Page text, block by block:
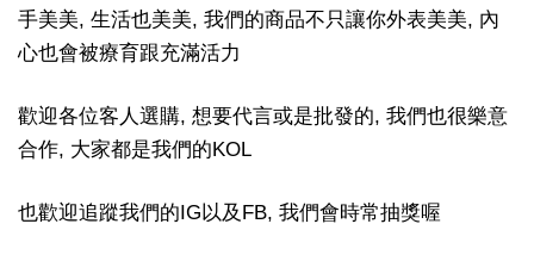
手美美, 生活也美美, 我們的商品不只讓你外表美美, 內
心也會被療育跟充滿活力
歡迎各位客人選購, 想要代言或是批發的, 我們也很樂意
合作, 大家都是我們的KOL
也歡迎追蹤我們的IG以及FB, 我們會時常抽獎喔